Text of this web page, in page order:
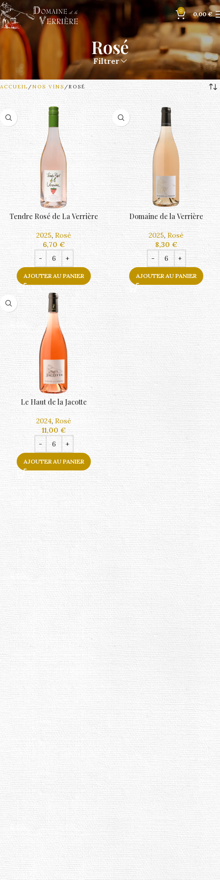
0 0,00€
Rosé
Filtrer
ACCUEIL NOS VINS ROSÉ
Tendre Rosé de La Verrière
2025, Rosé
6,70 €
AJOUTER AU PANIER
Domaine de la Verrière
2025, Rosé
8,30 €
AJOUTER AU PANIER
Le Haut de la Jacotte
2024, Rosé
11,00 €
AJOUTER AU PANIER